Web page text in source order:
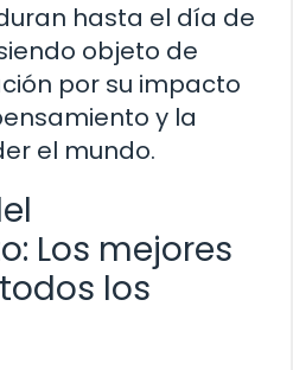
hasta el día de
objeto de
por su impacto
y la
el mundo.
Los mejores
los